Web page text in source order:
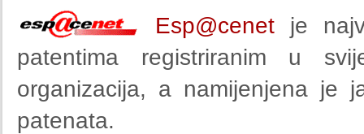
Esp@cenet je
patentima registriranim u
organizacija, a namijenjena je
patenata.